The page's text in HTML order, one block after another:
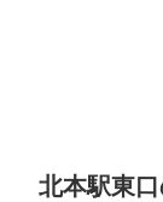
北本駅東